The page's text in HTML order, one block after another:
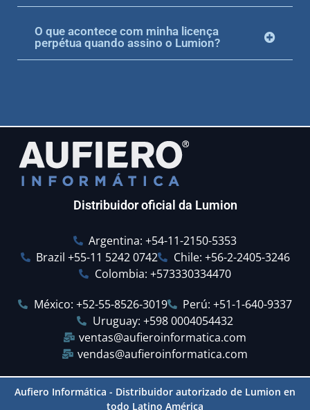
O que acontece com minha licença
perpétua quando assino o Lumion?
Distribuidor oficial da Lumion
Argentina: +54-11-2150-5353
Brazil +55-11 5242 0742
Chile: +56-2-2405-3246
Colombia: +573330334470
México: +52-55-8526-3019
Perú: +51-1-640-9337
Uruguay: +598 0004054432
ventas@aufieroinformatica.com
vendas@aufieroinformatica.com
Aufiero Informática - Distribuidor autorizado de Lumion en
todo Latino América